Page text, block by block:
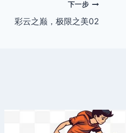
下一步
彩云之巅，极限之美02